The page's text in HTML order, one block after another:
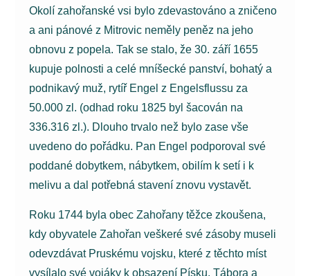
Okolí zahořanské vsi bylo zdevastováno a zničeno
a ani pánové z Mitrovic neměly peněz na jeho
obnovu z popela. Tak se stalo, že 30. září 1655
kupuje polnosti a celé mníšecké panství, bohatý a
podnikavý muž, rytíř Engel z Engelsflussu za
50.000 zl. (odhad roku 1825 byl šacován na
336.316 zl.). Dlouho trvalo než bylo zase vše
uvedeno do pořádku. Pan Engel podporoval své
poddané dobytkem, nábytkem, obilím k setí i k
melivu a dal potřebná stavení znovu vystavět.
Roku 1744 byla obec Zahořany těžce zkoušena,
kdy obyvatele Zahořan veškeré své zásoby museli
odevzdávat Pruskému vojsku, které z těchto míst
vysílalo své vojáky k obsazení Písku, Tábora a